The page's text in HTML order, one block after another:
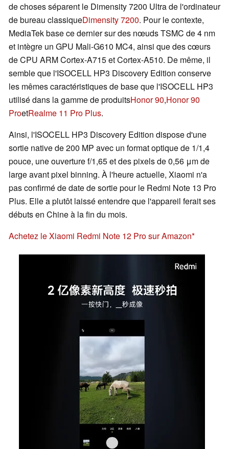
de choses séparent le Dimensity 7200 Ultra de l'ordinateur
de bureau classiqueDimensity 7200. Pour le contexte,
MediaTek base ce dernier sur des nœuds TSMC de 4 nm
et intègre un GPU Mali-G610 MC4, ainsi que des cœurs
de CPU ARM Cortex-A715 et Cortex-A510. De même, il
semble que l'ISOCELL HP3 Discovery Edition conserve
les mêmes caractéristiques de base que l'ISOCELL HP3
utilisé dans la gamme de produitsHonor 90,Honor 90
ProetRealme 11 Pro Plus.
Ainsi, l'ISOCELL HP3 Discovery Edition dispose d'une
sortie native de 200 MP avec un format optique de 1/1,4
pouce, une ouverture f/1,65 et des pixels de 0,56 μm de
large avant pixel binning. À l'heure actuelle, Xiaomi n'a
pas confirmé de date de sortie pour le Redmi Note 13 Pro
Plus. Elle a plutôt laissé entendre que l'appareil ferait ses
débuts en Chine à la fin du mois.
Achetez le Xiaomi Redmi Note 12 Pro sur Amazon